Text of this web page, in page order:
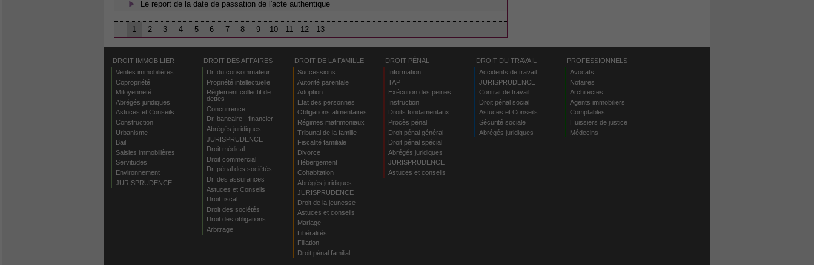
Le report de la date de passation de l'acte authentique
1 2 3 4 5 6 7 8 9 10 11 12 13
DROIT IMMOBILIER
Ventes immobilières
Copropriété
Mitoyenneté
Abrégés juridiques
Astuces et Conseils
Construction
Urbanisme
Bail
Saisies immobilières
Servitudes
Environnement
JURISPRUDENCE
DROIT DES AFFAIRES
Dr. du consommateur
Propriété intellectuelle
Règlement collectif de
dettes
Concurrence
Dr. bancaire - financier
Abrégés juridiques
JURISPRUDENCE
Droit médical
Droit commercial
Dr. pénal des sociétés
Dr. des assurances
Astuces et Conseils
Droit fiscal
Droit des sociétés
Droit des obligations
Arbitrage
DROIT DE LA FAMILLE
Successions
Autorité parentale
Adoption
Etat des personnes
Obligations alimentaires
Régimes matrimoniaux
Tribunal de la famille
Fiscalité familiale
Divorce
Hébergement
Cohabitation
Abrégés juridiques
JURISPRUDENCE
Droit de la jeunesse
Astuces et conseils
Mariage
Libéralités
Filiation
Droit pénal familial
DROIT PÉNAL
Information
TAP
Exécution des peines
Instruction
Droits fondamentaux
Procès pénal
Droit pénal général
Droit pénal spécial
Abrégés juridiques
JURISPRUDENCE
Astuces et conseils
DROIT DU TRAVAIL
Accidents de travail
JURISPRUDENCE
Contrat de travail
Droit pénal social
Astuces et Conseils
Sécurité sociale
Abrégés juridiques
PROFESSIONNELS
Avocats
Notaires
Architectes
Agents immobiliers
Comptables
Huissiers de justice
Médecins